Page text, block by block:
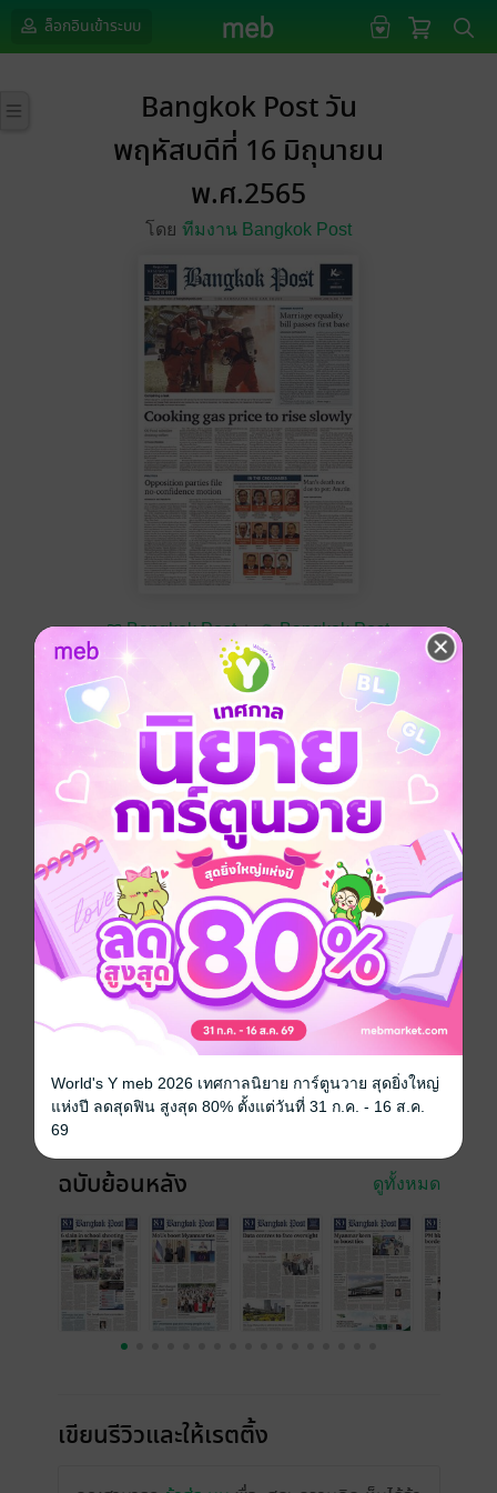
ล็อกอินเข้าระบบ
Bangkok Post วัน
พฤหัสบดีที่ 16 มิถุนายน
พ.ศ.2565
โดย ทีมงาน Bangkok Post
Bangkok Post Bangkok Post
ซื้อ 30 บาท
No Rating
อยากได้ ซื้อเป็นของขวัญ ติดตาม แชร์
Bangkok Post วันพฤหัสบดีที่ 16 มิถุนายน พ.ศ.2565
ประเภทไฟล์ pdf
วันที่วางขาย 15 มิถุนายน 2565
ความยาว 26 หน้า
ราคาปก
ฉบับย้อนหลัง ดูทั้งหมด
เขียนรีวิวและให้เรตติ้ง
World's Y meb 2026 เทศกาลนิยาย การ์ตูนวาย สุดยิ่งใหญ่
แห่งปี ลดสุดฟิน สูงสุด 80% ตั้งแต่วันที่ 31 ก.ค. - 16 ส.ค.
69